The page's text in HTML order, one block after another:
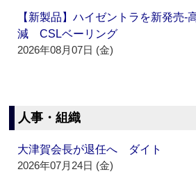
【新製品】ハイゼントラを新発売‐
減 CSLベーリング
2026年08月07日 (金)
人事・組織
大津賀会長が退任へ ダイト
2026年07月24日 (金)